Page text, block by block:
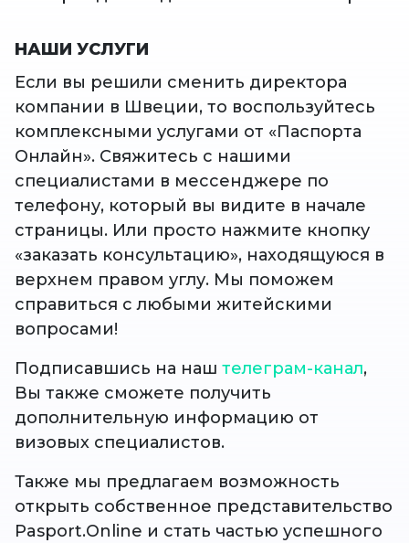
НАШИ УСЛУГИ
Если вы решили сменить директора
компании в Швеции, то воспользуйтесь
комплексными услугами от «Паспорта
Онлайн». Свяжитесь с нашими
специалистами в мессенджере по
телефону, который вы видите в начале
страницы. Или просто нажмите кнопку
«заказать консультацию», находящуюся в
верхнем правом углу. Мы поможем
справиться с любыми житейскими
вопросами!
Подписавшись на наш телеграм-канал,
Вы также сможете получить
дополнительную информацию от
визовых специалистов.
Также мы предлагаем возможность
открыть собственное представительство
Pasport.Online и стать частью успешного